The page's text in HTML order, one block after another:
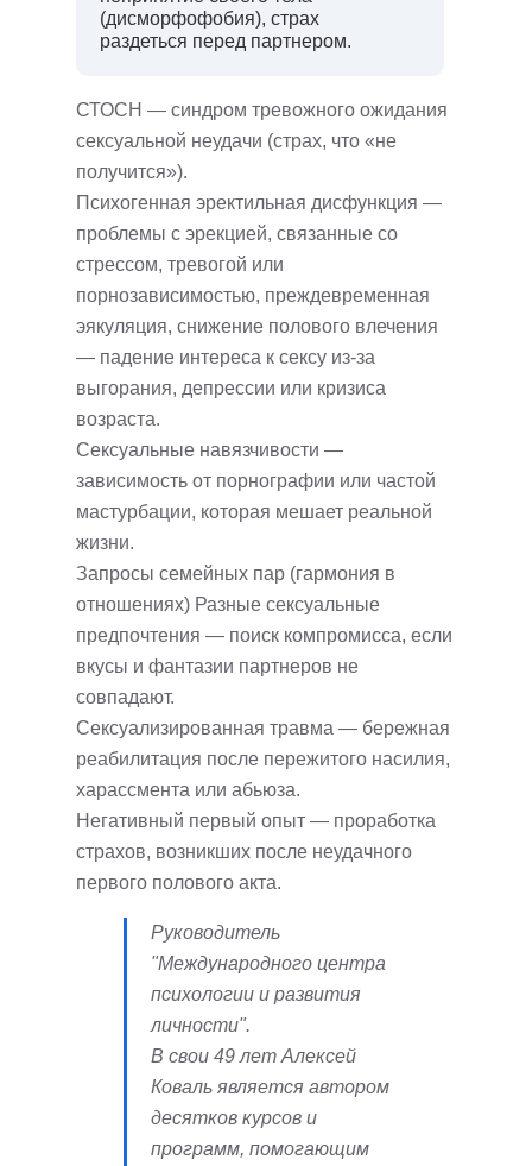
(дисморфофобия), страх
раздеться перед партнером.
СТОСН — синдром тревожного ожидания
сексуальной неудачи (страх, что «не
получится»).
Психогенная эректильная дисфункция —
проблемы с эрекцией, связанные со
стрессом, тревогой или
порнозависимостью, преждевременная
эякуляция, cнижение полового влечения
— падение интереса к сексу из-за
выгорания, депрессии или кризиса
возраста.
Сексуальные навязчивости —
зависимость от порнографии или частой
мастурбации, которая мешает реальной
жизни.
Запросы семейных пар (гармония в
отношениях) Разные сексуальные
предпочтения — поиск компромисса, если
вкусы и фантазии партнеров не
совпадают.
Сексуализированная травма — бережная
реабилитация после пережитого насилия,
харассмента или абьюза.
Негативный первый опыт — проработка
страхов, возникших после неудачного
первого полового акта.
Руководитель
"Международного центра
психологии и развития
личности".
В свои 49 лет Алексей
Коваль является автором
десятков курсов и
программ, помогающим